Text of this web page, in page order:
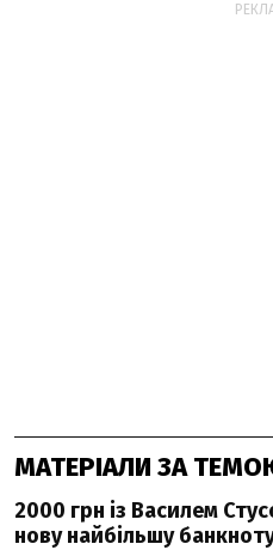
МАТЕРІАЛИ ЗА
2000 грн із Василем
нову найбільшу